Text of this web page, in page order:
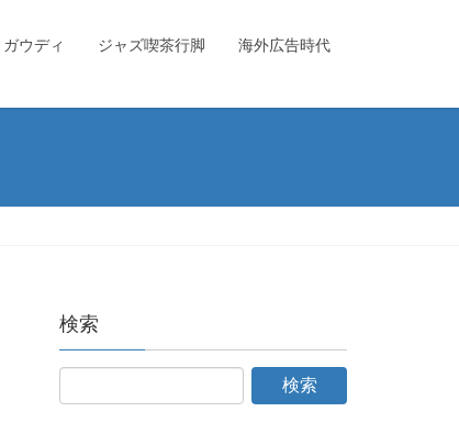
ウディ ジャズ喫茶行脚 海外広告時代
検索